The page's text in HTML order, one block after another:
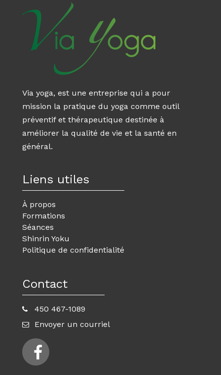
Via yoga, est une entreprise qui a pour
mission la pratique du yoga comme outil
préventif et thérapeutique destinée à
améliorer la qualité de vie et la santé en
général.
Liens utiles
À propos
Formations
Séances
Shinrin Yoku
Politique de confidentialité
Contact
450 467-1089
Envoyer un courriel